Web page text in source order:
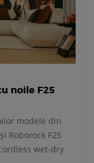
noile F25
modele din
Roborock F25
wet-dry